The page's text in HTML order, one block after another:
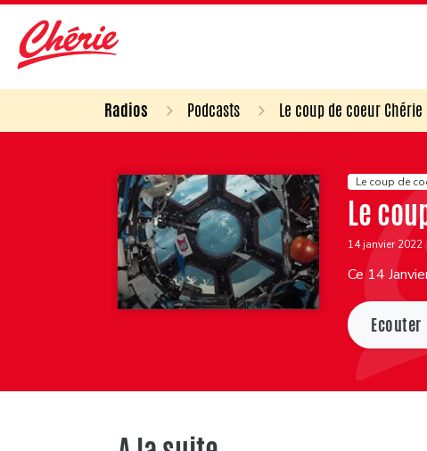
Radios Podcasts Le coup de coeur Chérie
Le coup de
Le
14 janvier 2022
Ce 14
Ecouter